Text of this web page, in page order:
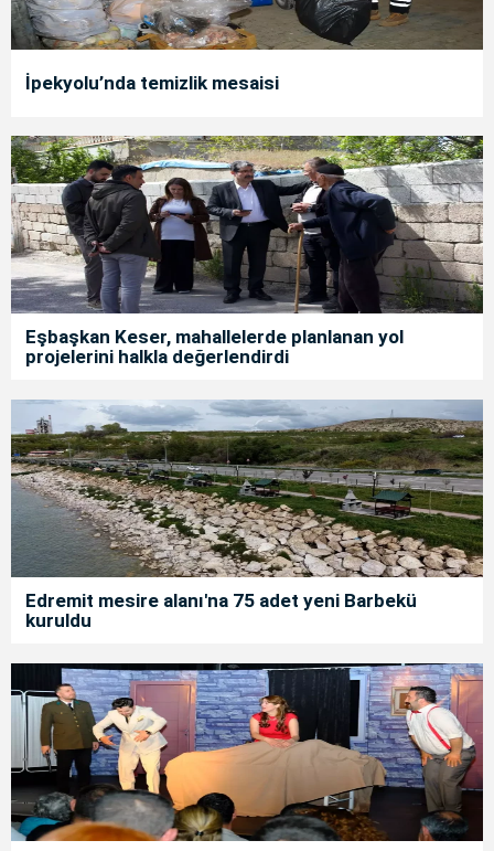
İpekyolu’nda temizlik mesaisi
Eşbaşkan Keser, mahallelerde planlanan yol
projelerini halkla değerlendirdi
Edremit mesire alanı'na 75 adet yeni Barbekü
kuruldu